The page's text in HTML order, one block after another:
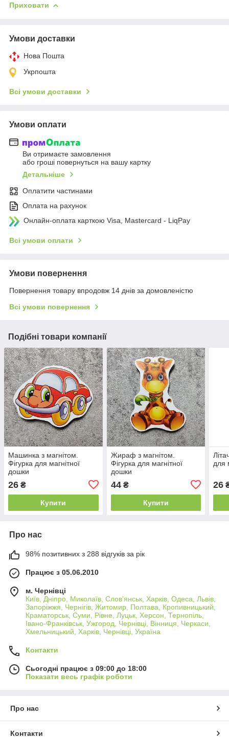
Приховати
Умови доставки
Нова Пошта
Укрпошта
Всі умови доставки
Умови оплати
Ви отримаєте замовлення
або гроші повернуться на вашу картку
Детальніше
Оплатити частинами
Оплата на рахунок
Онлайн-оплата карткою Visa, Mastercard - LiqPay
Всі умови оплати
Умови повернення
Повернення товару впродовж 14 днів за домовленістю
Всі умови повернення
Подібні товари компанії
Машинка з магнітом.
Фігурка для магнітної
дошки
26 ₴
Купити
Жираф з магнітом.
Фігурка для магнітної
дошки
44₴
Купити
для
26
Про нас
98% позитивних з 288 відгуків за рік
Працює з 05.06.2010
м. Чернівці
Київ, Дніпро, Миколаїв, Слов'янськ, Харків, Одеса, Львів,
Запоріжжя, Чернігів, Житомир, Полтава, Кропивницький,
Краматорськ, Суми, Рівне, Луцьк, Херсон, Тернопіль,
Івано-Франківськ, Ужгород, Чернівці, Вінниця, Черкаси,
Хмельницький, Харків, Чернівці, Україна
Контакти
Сьогодні працює з 09:00 до 18:00
Показати весь графік роботи
Про нас
Контакти